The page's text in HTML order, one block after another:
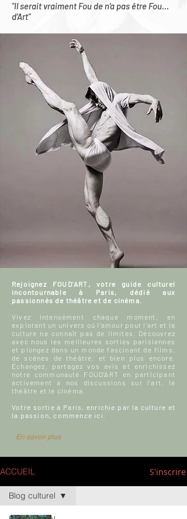
"Il serait vraiment Fou de n’a pas être Fou…
d’Art"
Rejoignez FOUD'ART, votre guide culturel
incontournable à Paris, dédié aux
passionnés de théâtre et de cinéma.
Vivez intensément chaque moment, en
explorant un univers où l'amour pour l'art et la
culture ne connaît pas de limites. Découvrez
avec nous les meilleures sorties parisiennes
et plongez dans un monde fascinant de films,
de scènes de théâtre, et bien plus encore.
Échangez, partagez vos avis et enrichissez
notre communauté FOUD'ART en participant
activement à nos discussions sur l’art, le
théâtre et le cinéma.
Votre sortie à Paris, enrichie par la culture et
la passion, commence ici.
En savoir plus
ACCUEIL S'inscrire
Blog culturel